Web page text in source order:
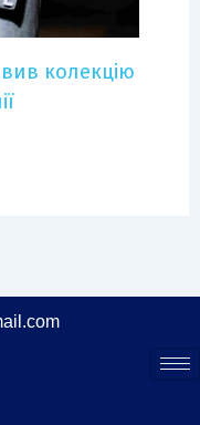
колекцію